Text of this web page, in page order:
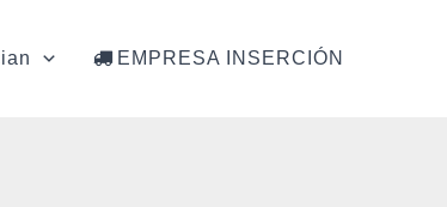
EMPRESA INSERCIÓN